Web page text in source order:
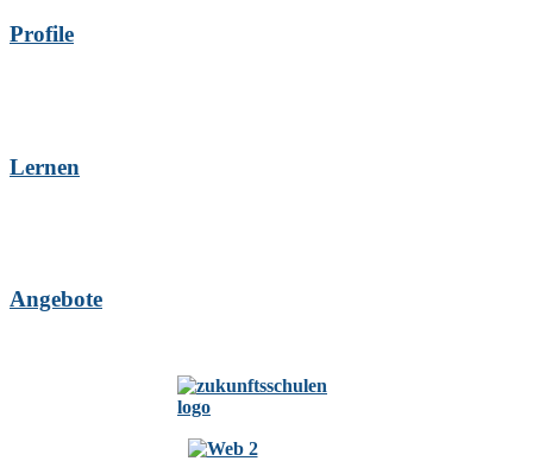
Profile
Lernen
Angebote